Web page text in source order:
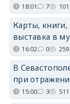
18:01 7
Карты, книги,
выставка в
16:02 0 259
В
при
15:00 3